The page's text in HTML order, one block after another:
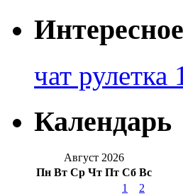
Интересное
чат
Календарь
Август 2026
Пн Вт Ср Чт Пт Сб Вс
1
2